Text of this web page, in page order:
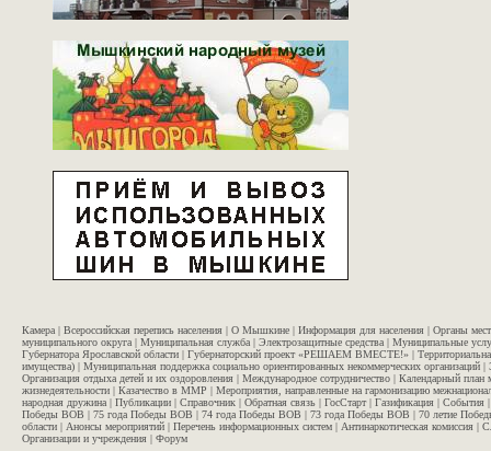
Камера | Всероссийская перепись населения | О Мышкине | Информация для населения | Органы
муниципального округа | Муниципальная служба | Электрозащитные средства | Муниципальные
Губернатора Ярославской области | Губернаторский проект «РЕШАЕМ ВМЕСТЕ!» |
имущества) | Муниципальная поддержка социально ориентированных некоммерческих организаций |
Организация отдыха детей и их оздоровления | Международное сотрудничество | Календарный план
жизнедеятельности | Казачество в ММР | Мероприятия, направленные на гармонизацию
народная дружина | Публикации | Справочник | Обратная связь | ГосСтарт| Газификация | События
Победы ВОВ | 75 года Победы ВОВ | 74 года Победы ВОВ | 73 года Победы ВОВ | 70 летие
области | Анонсы мероприятий | Перечень информационных систем | Антинаркотическая комиссия |
Организации и учреждения | Форум